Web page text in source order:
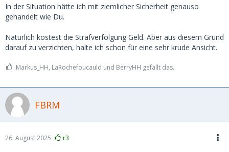
In der Situation hätte ich mit ziemlicher Sicherheit genauso
gehandelt wie Du.
Natürlich kostest die Strafverfolgung Geld. Aber aus diesem Grund
darauf zu verzichten, halte ich schon für eine sehr krude Ansicht.
Markus_HH, LaRochefoucauld und BerryHH gefällt das.
FBRM
26. August 2025 +3